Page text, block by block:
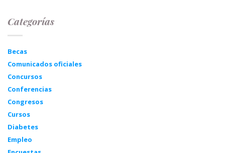
Categorías
Becas
Comunicados oficiales
Concursos
Conferencias
Congresos
Cursos
Diabetes
Empleo